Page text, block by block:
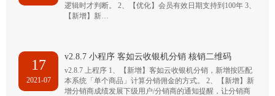
逻辑时才判断。 2、【优化】会员有效日期支持到100年 3、
【新增】新…
17
2021-07
v2.8.7 小程序 客如云收银机分销 核销二维码
v2.8.7 上程序 1、【新增】客如云收银机分销，新增按匹配
本系统「单个商品」计算分销佣金的方式。 2、【新增】新
增分销商成绩发展下级用户/分销商的通知提醒，让分销商